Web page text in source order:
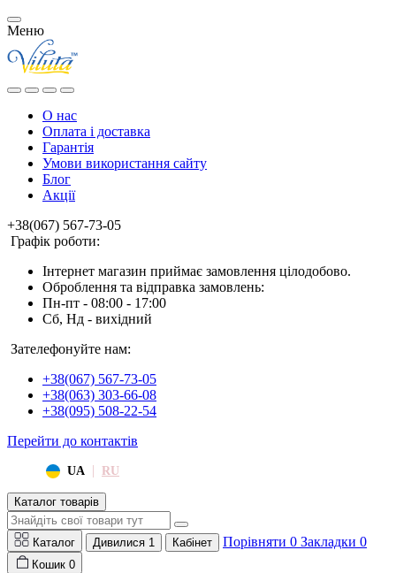
Меню
О нас
Оплата і доставка
Гарантія
Умови використання сайту
Блог
Акції
+38(067) 567-73-05
Графік роботи:
Інтернет магазин приймає замовлення цілодобово.
Оброблення та відправка замовлень:
Пн-пт - 08:00 - 17:00
Сб, Нд - вихідний
Зателефонуйте нам:
+38(067) 567-73-05
+38(063) 303-66-08
+38(095) 508-22-54
Перейти до контактів
UA | RU
Каталог товарів
Каталог Дивилися 1 Кабінет Порівняти 0 Закладки 0
Кошик 0